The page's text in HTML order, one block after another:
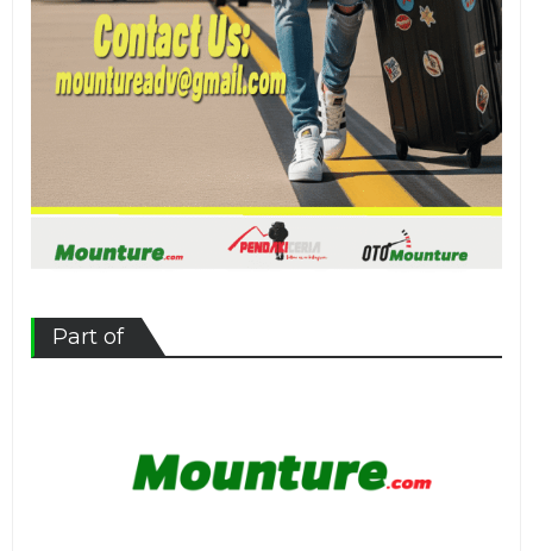
Part of